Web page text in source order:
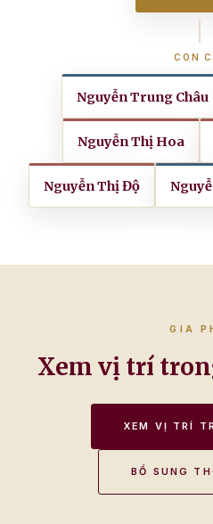
CON
Nguyễn Trung Châu
Nguyễn Thị Hoa
Nguyễn Thị Độ
GIA
Xem vị trí
XEM VỊ TRÍ
BỔ SUNG